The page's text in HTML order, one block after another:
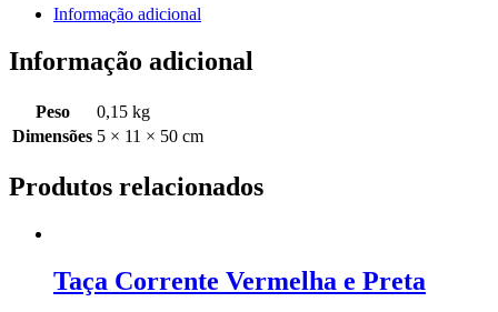
Informação adicional
Informação adicional
Peso
0,15 kg
Dimensões 5 × 11 × 50 cm
Produtos relacionados
Taça Corrente Vermelha e Preta